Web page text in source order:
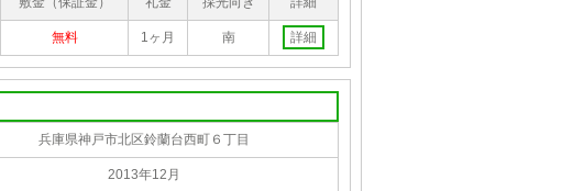
無料 1ヶ月 南 詳細
兵庫県神戸市北区鈴蘭台西町６丁目
2013年12月